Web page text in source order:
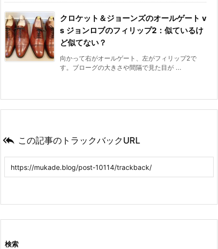
クロケット＆ジョーンズのオールゲート v
s ジョンロブのフィリップ2：似ているけ
ど似てない？
向かって右がオールゲート、左がフィリップ2で
す。ブローグの大きさや間隔で見た目が ...
 この記事のトラックバックURL
検索